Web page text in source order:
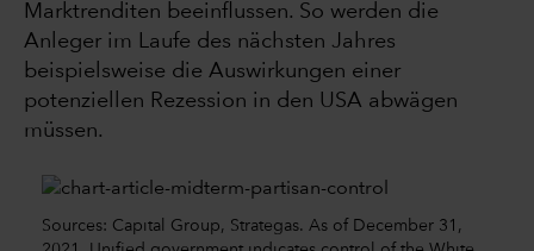
Marktrenditen beeinflussen. So werden die
Anleger im Laufe des nächsten Jahres
beispielsweise die Auswirkungen einer
potenziellen Rezession in den USA abwägen
müssen.
Sources: Capital Group, Strategas. As of December 31,